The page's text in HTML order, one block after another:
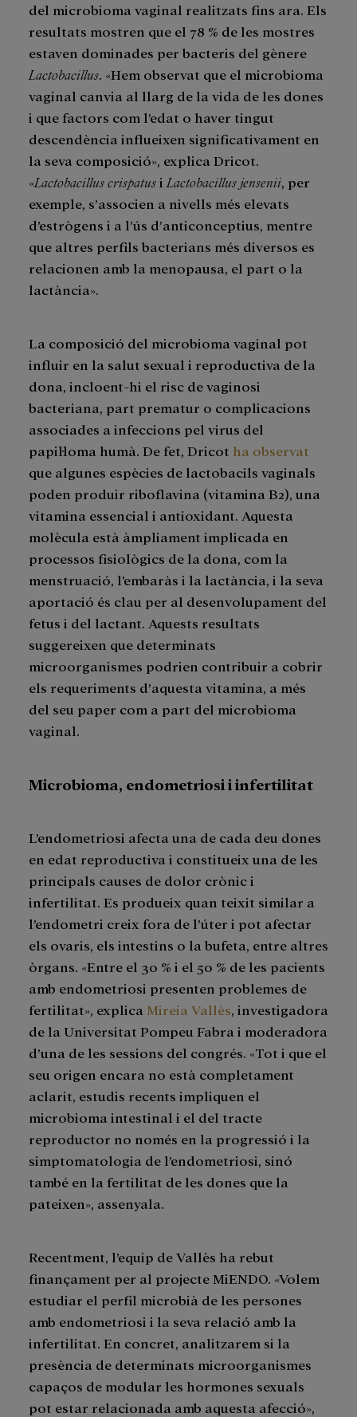
del microbioma vaginal realitzats fins ara. Els
resultats mostren que el 78 % de les mostres
estaven dominades per bacteris del gènere
Lactobacillus. «Hem observat que el microbioma
vaginal canvia al llarg de la vida de les dones
i que factors com l’edat o haver tingut
descendència influeixen significativament en
la seva composició», explica Dricot.
«Lactobacillus crispatusi Lactobacillus jensenii, per
exemple, s’associen a nivells més elevats
d’estrògens i a l’ús d’anticonceptius, mentre
que altres perfils bacterians més diversos es
relacionen amb la menopausa, el part o la
lactància».
La composició del microbioma vaginal pot
influir en la salut sexual i reproductiva de la
dona, incloent-hi el risc de vaginosi
bacteriana, part prematur o complicacions
associades a infeccions pel virus del
papil·loma humà. De fet, Dricot ha observat
que algunes espècies de lactobacils vaginals
poden produir riboflavina (vitamina B2), una
vitamina essencial i antioxidant. Aquesta
molècula està àmpliament implicada en
processos fisiològics de la dona, com la
menstruació, l’embaràs i la lactància, i la seva
aportació és clau per al desenvolupament del
fetus i del lactant. Aquests resultats
suggereixen que determinats
microorganismes podrien contribuir a cobrir
els requeriments d’aquesta vitamina, a més
del seu paper com a part del microbioma
vaginal.
Microbioma, endometriosi i infertilitat
L’endometriosi afecta una de cada deu dones
en edat reproductiva i constitueix una de les
principals causes de dolor crònic i
infertilitat. Es produeix quan teixit similar a
l’endometri creix fora de l’úter i pot afectar
els ovaris, els intestins o la bufeta, entre altres
òrgans. «Entre el 30 % i el 50 % de les pacients
amb endometriosi presenten problemes de
fertilitat», explica Mireia Vallès, investigadora
de la Universitat Pompeu Fabra i moderadora
d’una de les sessions del congrés. «Tot i que el
seu origen encara no està completament
aclarit, estudis recents impliquen el
microbioma intestinal i el del tracte
reproductor no només en la progressió i la
simptomatologia de l’endometriosi, sinó
també en la fertilitat de les dones que la
pateixen», assenyala.
Recentment, l’equip de Vallès ha rebut
finançament per al projecte MiENDO. «Volem
estudiar el perfil microbià de les persones
amb endometriosi i la seva relació amb la
infertilitat. En concret, analitzarem si la
presència de determinats microorganismes
capaços de modular les hormones sexuals
pot estar relacionada amb aquesta afecció»,